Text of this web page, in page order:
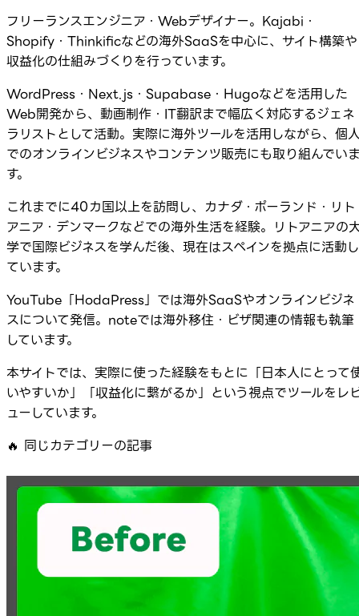
フリーランスエンジニア・Webデザイナー。Kajabi・
Shopify・Thinkificなどの海外SaaSを中心に、サイト構築や
収益化の仕組みづくりを行っています。
WordPress・Next.js・Supabase・Hugoなどを活用した
Web開発から、動画制作・IT翻訳まで幅広く対応するジェネ
ラリストとして活動。実際に海外ツールを活用しながら、個
でのオンラインビジネスやコンテンツ販売にも取り組んでい
す。
これまでに40カ国以上を訪問し、カナダ・ポーランド・リト
アニア・デンマークなどでの海外生活を経験。リトアニアの
学で国際ビジネスを学んだ後、現在はスペインを拠点に活動し
ています。
YouTube「HodaPress」では海外SaaSやオンラインビジネ
スについて発信。noteでは海外移住・ビザ関連の情報も執筆
しています。
本サイトでは、実際に使った経験をもとに「日本人にとって
いやすいか」「収益化に繋がるか」という視点でツールをレ
ューしています。
🔥 同じカテゴリーの記事